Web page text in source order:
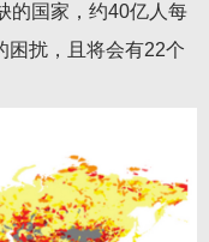
的国家，约40亿人每
困扰，且将会有22个